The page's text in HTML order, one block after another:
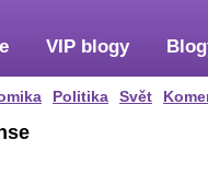
Politika Svět
VIP blogy